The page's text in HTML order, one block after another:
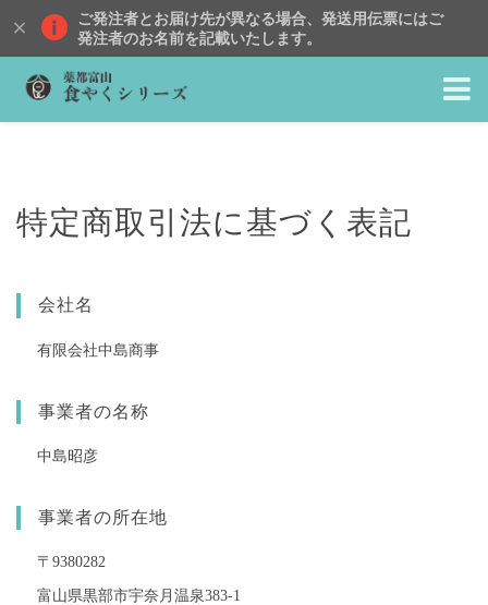
ご発注者とお届け先が異なる場合、発送用伝票にはご
発注者のお名前を記載いたします。
特定商取引法に基づく表記
会社名
有限会社中島商事
事業者の名称
中島昭彦
事業者の所在地
〒9380282
富山県黒部市宇奈月温泉383-1